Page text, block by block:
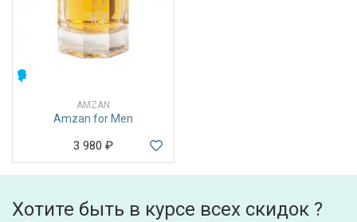
AMZAN
Amzan for Men
3 980 ₽
Хотите быть в курсе всех скидок ?